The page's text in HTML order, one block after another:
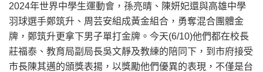
2024年世界中學生運動會，孫亮晴、陳妍妃還與高雄中學
羽球選手鄭筑升、周芸安組成黃金組合，勇奪混合團體金
牌，鄭筑升更拿下男子單打金牌。今天(6/10)他們都在校長
莊福泰、教育局副局長吳文靜及教練的陪同下，到市府接受
市長陳其邁的頒獎表揚，以獎勵他們優異的表現，不僅是台